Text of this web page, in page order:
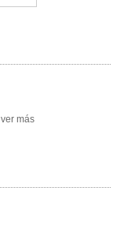
ver más